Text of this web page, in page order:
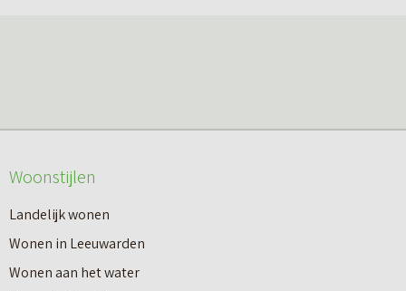
Woonstijlen
Landelijk wonen
Wonen in Leeuwarden
Wonen aan het water